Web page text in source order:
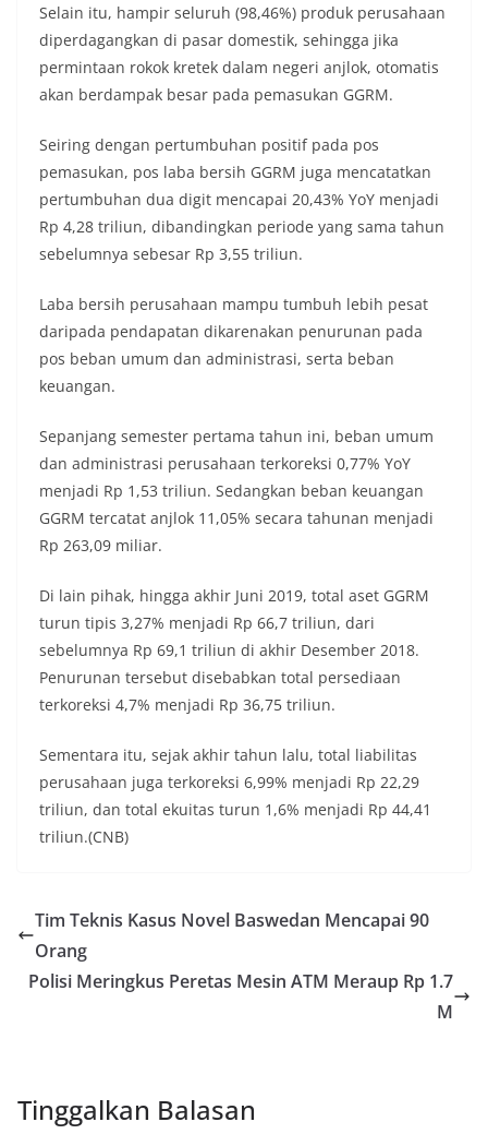
Selain itu, hampir seluruh (98,46%) produk perusahaan
diperdagangkan di pasar domestik, sehingga jika
permintaan rokok kretek dalam negeri anjlok, otomatis
akan berdampak besar pada pemasukan GGRM.
Seiring dengan pertumbuhan positif pada pos
pemasukan, pos laba bersih GGRM juga mencatatkan
pertumbuhan dua digit mencapai 20,43% YoY menjadi
Rp 4,28 triliun, dibandingkan periode yang sama tahun
sebelumnya sebesar Rp 3,55 triliun.
Laba bersih perusahaan mampu tumbuh lebih pesat
daripada pendapatan dikarenakan penurunan pada
pos beban umum dan administrasi, serta beban
keuangan.
Sepanjang semester pertama tahun ini, beban umum
dan administrasi perusahaan terkoreksi 0,77% YoY
menjadi Rp 1,53 triliun. Sedangkan beban keuangan
GGRM tercatat anjlok 11,05% secara tahunan menjadi
Rp 263,09 miliar.
Di lain pihak, hingga akhir Juni 2019, total aset GGRM
turun tipis 3,27% menjadi Rp 66,7 triliun, dari
sebelumnya Rp 69,1 triliun di akhir Desember 2018.
Penurunan tersebut disebabkan total persediaan
terkoreksi 4,7% menjadi Rp 36,75 triliun.
Sementara itu, sejak akhir tahun lalu, total liabilitas
perusahaan juga terkoreksi 6,99% menjadi Rp 22,29
triliun, dan total ekuitas turun 1,6% menjadi Rp 44,41
triliun.(CNB)
Tim Teknis Kasus Novel Baswedan Mencapai 90
Orang
Polisi Meringkus Peretas Mesin ATM Meraup Rp 1.7
M
Tinggalkan Balasan